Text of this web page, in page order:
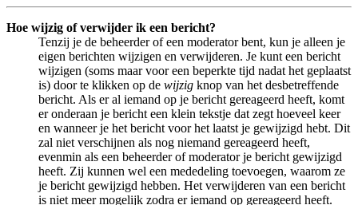
Hoe wijzig of verwijder ik een bericht?
Tenzij je de beheerder of een moderator bent, kun je alleen je
eigen berichten wijzigen en verwijderen. Je kunt een bericht
wijzigen (soms maar voor een beperkte tijd nadat het geplaatst
is) door te klikken op de wijzig knop van het desbetreffende
bericht. Als er al iemand op je bericht gereageerd heeft, komt
er onderaan je bericht een klein tekstje dat zegt hoeveel keer
en wanneer je het bericht voor het laatst je gewijzigd hebt. Dit
zal niet verschijnen als nog niemand gereageerd heeft,
evenmin als een beheerder of moderator je bericht gewijzigd
heeft. Zij kunnen wel een mededeling toevoegen, waarom ze
je bericht gewijzigd hebben. Het verwijderen van een bericht
is niet meer mogelijk zodra er iemand op gereageerd heeft.